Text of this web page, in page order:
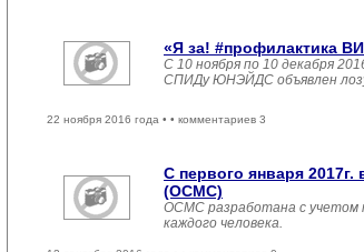
«Я за! #профилактика
С 10 ноября по 10 декабря
СПИДу ЮНЭЙДС объявлен
22 ноября 2016 года • • комментариев 3
С первого января 2017г.
(ОСМС)
ОСМС разработана с учетом
каждого человека.